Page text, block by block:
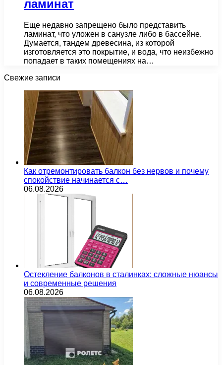
ламинат
Еще недавно запрещено было представить
ламинат, что уложен в санузле либо в бассейне.
Думается, тандем древесина, из которой
изготовляется это покрытие, и вода, что неизбежно
попадает в таких помещениях на…
Свежие записи
Как отремонтировать балкон без нервов и почему
спокойствие начинается с…
06.08.2026
Остекление балконов в сталинках: сложные нюансы
и современные решения
06.08.2026